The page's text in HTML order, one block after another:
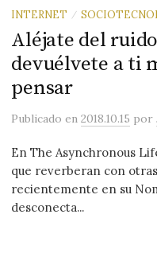
INTERNET /
Aléjate del
devuélvete a ti
pensar
Publicadoen2018.10.15 por
En The Asynchronous
que reverberan con
recientemente en su
desconecta...